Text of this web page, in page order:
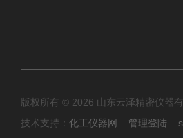
版权所有 © 2026 山东云泽精密仪器
技术支持： 化工仪器网 管理登陆